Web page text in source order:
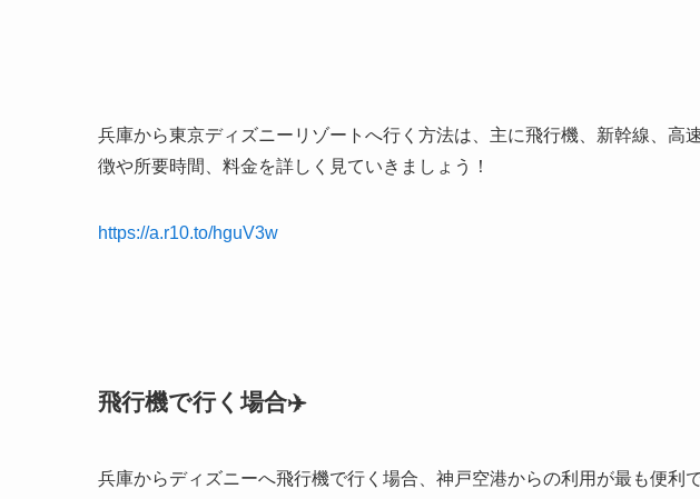
兵庫から東京ディズニーリゾートへ行く方法は、主に飛行機、新幹線、高
徴や所要時間、料金を詳しく見ていきましょう！
https://a.r10.to/hguV3w
飛行機で行く場合✈️
兵庫からディズニーへ飛行機で行く場合、神戸空港からの利用が最も便利